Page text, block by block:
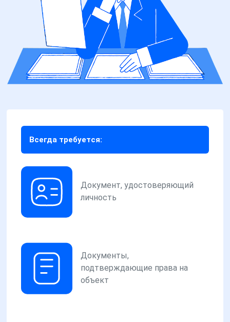
Всегда требуется:
Документ, удостоверяющий
личность
Документы,
подтверждающие права на
объект